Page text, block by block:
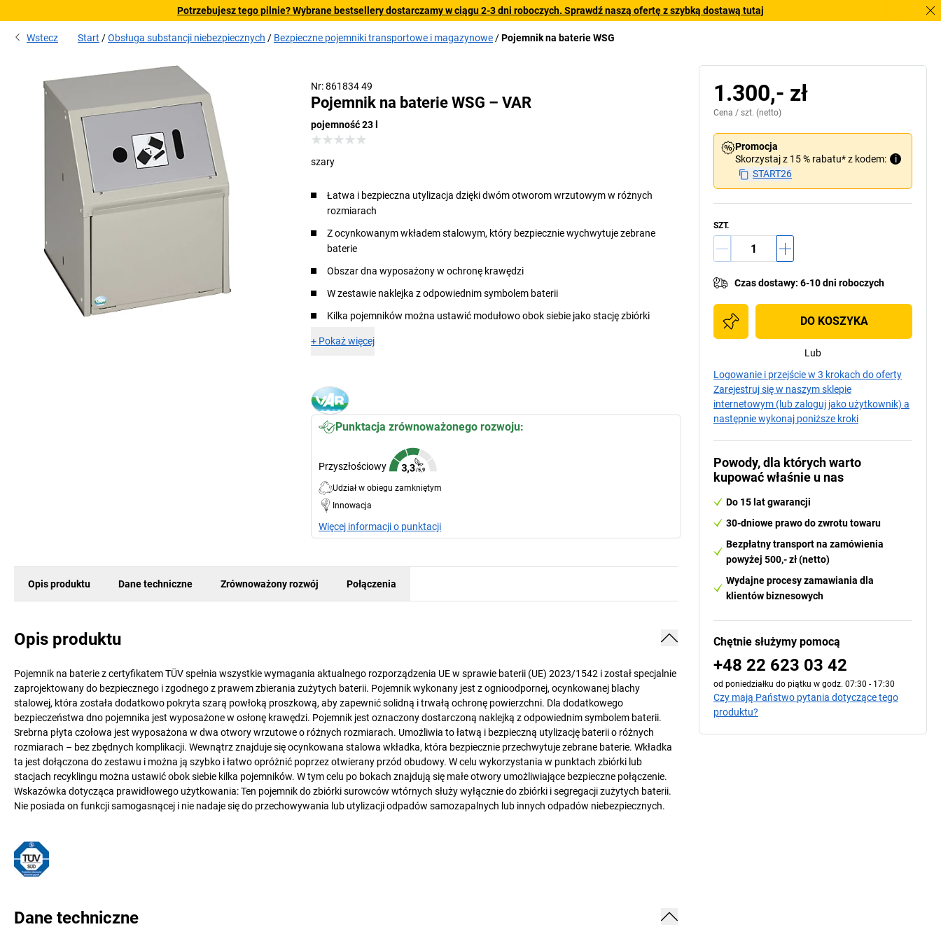
Potrzebujesz tego pilnie? Wybrane bestsellery dostarczamy w ciągu 2-3 dni roboczych. Sprawdź naszą ofertę z szybką dostawą tutaj
Wstecz Start Obsługa substancji niebezpiecznych Bezpieczne pojemniki transportowe i magazynowe Pojemnik na baterie WSG
Nr: 861834 49
Pojemnik na baterie WSG – VAR
pojemność 23 l
szary
Łatwa i bezpieczna utylizacja dzięki dwóm otworom wrzutowym w różnych
rozmiarach
Z ocynkowanym wkładem stalowym, który bezpiecznie wychwytuje zebrane
baterie
Obszar dna wyposażony w ochronę krawędzi
W zestawie naklejka z odpowiednim symbolem baterii
Kilka pojemników można ustawić modułowo obok siebie jako stację zbiórki
+ Pokaż więcej
Punktacja zrównoważonego rozwoju:
Przyszłościowy
Udział w obiegu zamkniętym
Innowacja
Więcej informacji o punktacji
Opis produktu Dane techniczne Zrównoważony rozwój Połączenia
Opis produktu
Pojemnik na baterie z certyfikatem TÜV spełnia wszystkie wymagania aktualnego rozporządzenia UE w sprawie baterii (UE) 2023/1542 i został specjalnie
zaprojektowany do bezpiecznego i zgodnego z prawem zbierania zużytych baterii. Pojemnik wykonany jest z ognioodpornej, ocynkowanej blachy
stalowej, która została dodatkowo pokryta szarą powłoką proszkową, aby zapewnić solidną i trwałą ochronę powierzchni. Dla dodatkowego
bezpieczeństwa dno pojemnika jest wyposażone w osłonę krawędzi. Pojemnik jest oznaczony dostarczoną naklejką z odpowiednim symbolem baterii.
Srebrna płyta czołowa jest wyposażona w dwa otwory wrzutowe o różnych rozmiarach. Umożliwia to łatwą i bezpieczną utylizację baterii o różnych
rozmiarach – bez zbędnych komplikacji. Wewnątrz znajduje się ocynkowana stalowa wkładka, która bezpiecznie przechwytuje zebrane baterie. Wkładka
ta jest dołączona do zestawu i można ją szybko i łatwo opróżnić poprzez otwierany przód obudowy. W celu wykorzystania w punktach zbiórki lub
stacjach recyklingu można ustawić obok siebie kilka pojemników. W tym celu po bokach znajdują się małe otwory umożliwiające bezpieczne połączenie.
Wskazówka dotycząca prawidłowego użytkowania: Ten pojemnik do zbiórki surowców wtórnych służy wyłącznie do zbiórki i segregacji zużytych baterii.
Nie posiada on funkcji samogasnącej i nie nadaje się do przechowywania lub utylizacji odpadów samozapalnych lub innych odpadów niebezpiecznych.
Dane techniczne
1.300,- zł
Cena / szt. (netto)
Promocja
Skorzystaj z 15 % rabatu* z kodem:
i
START26
SZT.
Czas dostawy: 6-10 dni roboczych
DO KOSZYKA
Lub
Logowanie i przejście w 3 krokach do oferty
Zarejestruj się w naszym sklepie
internetowym (lub zaloguj jako użytkownik) a
następnie wykonaj poniższe kroki
Powody, dla których warto
kupować właśnie u nas
Do 15 lat gwarancji
30-dniowe prawo do zwrotu towaru
Bezpłatny transport na zamówienia
powyżej 500,- zł (netto)
Wydajne procesy zamawiania dla
klientów biznesowych
Chętnie służymy pomocą
+48 22 623 03 42
od poniedziałku do piątku w godz. 07:30 - 17:30
Czy mają Państwo pytania dotyczące tego
produktu?